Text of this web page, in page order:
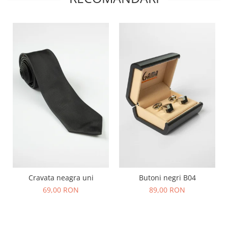
Cravata neagra uni
69,00 RON
Butoni negri B04
89,00 RON